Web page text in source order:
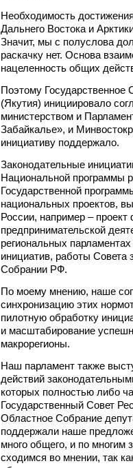
Необходимость
Дальнего Востока и
Значит, мы с полуслова
раскачку нет. Основа
нацеленность общих
Поэтому
(Якутия) инициировало
министерством и
Забайкалье», и
инициативу поддержало.
Законодательные
Национальной программы
Государственной
национальных проектов,
России, например – проект
предпринимательской
региональных
инициатив, работы Совета
Собрании РФ.
По моему мнению, наше
синхронизацию этих
пилотную обработку
и масштабирование
макрорегионы.
Наш парламент также
действий
которых полностью либо
Государственный Совет
Областное Собрание
поддержали наше
много общего, и по многим
сходимся во мнении, так